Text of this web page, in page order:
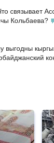
связывает
Кольбаева?
выгодны